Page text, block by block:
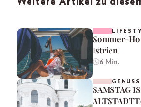
Weitere Artikel zu
Sommer-
Istrien
6 Min.
GENUSS
SAMSTAG